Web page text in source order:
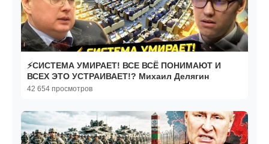
⚡️СИСТЕМА УМИРАЕТ! ВСЕ ВСЁ ПОНИМАЮТ И
ВСЕХ ЭТО УСТРАИВАЕТ!? Михаил Делягин
42 654 просмотров